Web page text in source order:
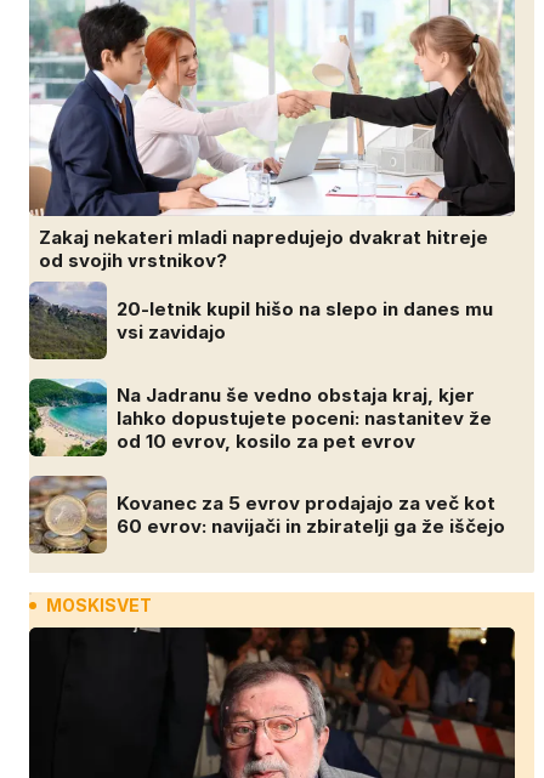
Zakaj nekateri mladi napredujejo dvakrat hitreje
od svojih vrstnikov?
20-letnik kupil hišo na slepo in danes mu
vsi zavidajo
Na Jadranu še vedno obstaja kraj, kjer
lahko dopustujete poceni: nastanitev že
od 10 evrov, kosilo za pet evrov
Kovanec za 5 evrov prodajajo za več kot
60 evrov: navijači in zbiratelji ga že iščejo
MOSKISVET